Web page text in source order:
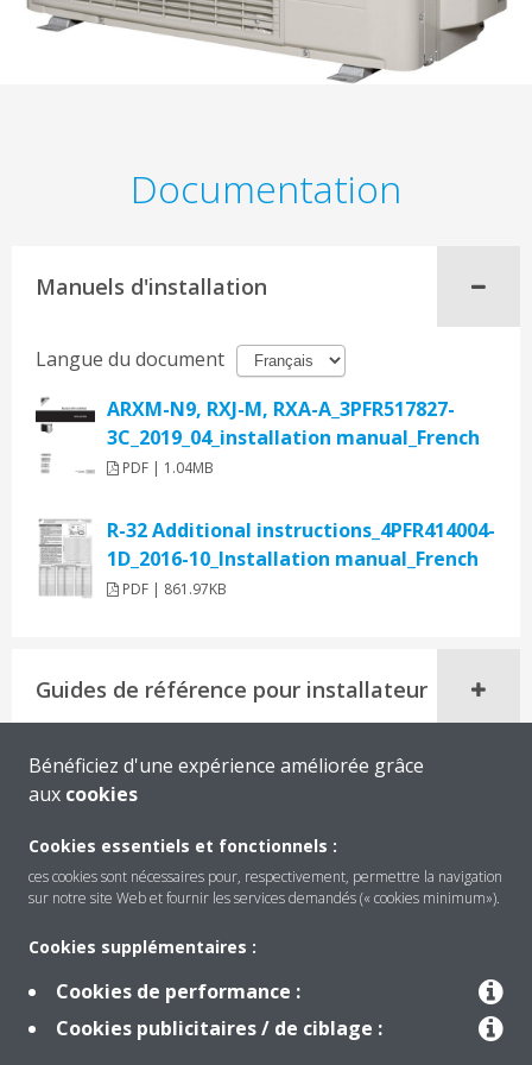
Documentation
Manuels d'installation
Langue du document
ARXM-N9, RXJ-M, RXA-A_3PFR517827-
3C_2019_04_installation manual_French
PDF | 1.04MB
R-32 Additional instructions_4PFR414004-
1D_2016-10_Installation manual_French
PDF | 861.97KB
Guides de référence pour installateur
Produits
Bénéficiez d'une expérience améliorée grâce
aux cookies
Cookies essentiels et fonctionnels :
ces cookies sont nécessaires pour, respectivement, permettre la navigation
sur notre site Web et fournir les services demandés (« cookies minimum»).
Cookies supplémentaires :
Cookies de performance :
Cookies publicitaires / de ciblage :